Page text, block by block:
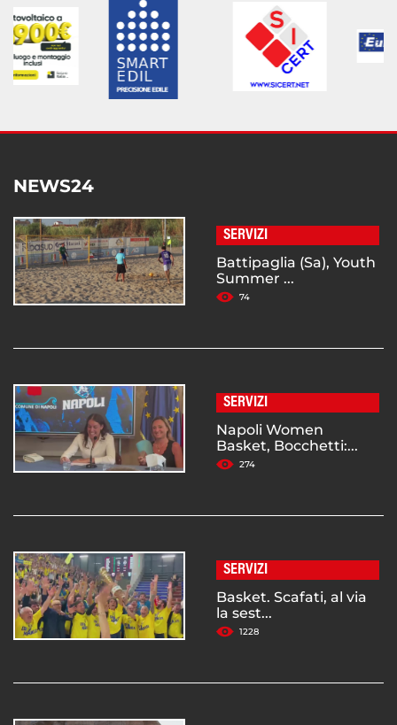
NEWS24
SERVIZI
Battipaglia (Sa), Youth
Summer ...
74
SERVIZI
Napoli Women
Basket, Bocchetti:...
274
SERVIZI
Basket. Scafati, al via
la sest...
1228